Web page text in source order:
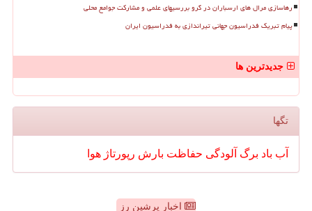
رهاسازی مرال های ارسباران در گرو بررسیهای علمی و مشارکت جوامع محلی
پیام تبریک فدراسیون جهانی تیراندازی به فدراسیون ایران
جدیدترین ها
تگها
آب باد برگ آلودگی حفاظت بارش رپورتاژ هوا
اخبار پرشین رز